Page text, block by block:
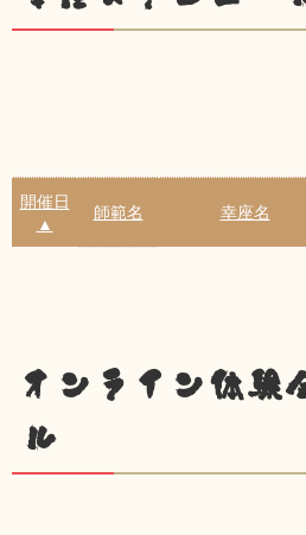
開催日
▲
師範名 幸座名
オンライン体験
ル